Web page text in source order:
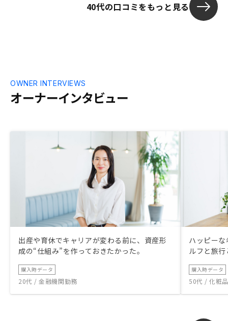
40代の口コミをもっと見る
オーナーインタビュー
OWNER INTERVIEWS
出産や育休でキャリアが変わる前に、資産形
成の“仕組み”を作っておきたかった。
購入時データ
20代 / 金融機関勤務
ハッピー
ルフと旅
購入時データ
50代 / 化粧